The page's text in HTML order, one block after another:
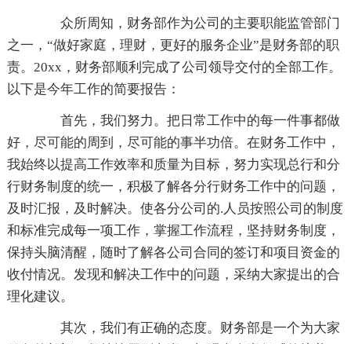
众所周知，财务部作为公司的主要职能监管部门
之一，“做好家庭，理财，更好的服务企业”是财务部的职
责。20xx，财务部顺利完成了公司领导交付的全部工作。
以下是今年工作的简要报告：
首先，我们努力。把日常工作中的每一件事都做
好，尽可能的周到，尽可能的事半功倍。在财务工作中，
我始终以提高工作效率和质量为目标，努力实现总行和分
行财务制度的统一，积极了解各分行财务工作中的问题，
及时汇报，及时解决。使各分公司的.人员按照公司的制度
和标准完成每一项工作，掌握工作流程，坚持财务制度，
保持头脑清醒，随时了解各公司合同的签订和项目资金的
收付情况。发现和解决工作中的问题，采纳大家提出的合
理化建议。
其次，我们有正确的态度。财务部是一个为大家